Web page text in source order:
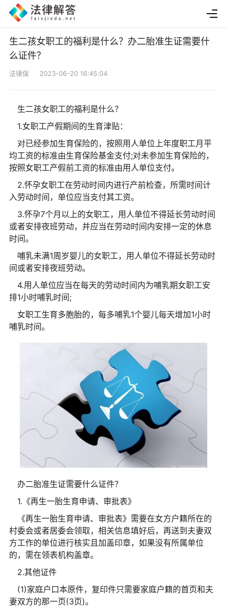
生二孩女职工的福利是什么？办二胎准生证需要什
么证件？
法律保 2023-06-20 16:45:04
生二孩女职工的福利是什么？
1.女职工产假期间的生育津贴：
对已经参加生育保险的，按照用人单位上年度职工月平
均工资的标准由生育保险基金支付;对未参加生育保险的，
按照女职工产假前工资的标准由用人单位支付。
2.怀孕女职工在劳动时间内进行产前检查，所需时间计
入劳动时间，单位应当支付其工资。
3.怀孕7个月以上的女职工，用人单位不得延长劳动时间
或者安排夜班劳动，并应当在劳动时间内安排一定的休息
时间。
哺乳未满1周岁婴儿的女职工，用人单位不得延长劳动时
间或者安排夜班劳动。
4.用人单位应当在每天的劳动时间内为哺乳期女职工安
排1小时哺乳时间;
女职工生育多胞胎的，每多哺乳1个婴儿每天增加1小时
哺乳时间。
办二胎准生证需要什么证件？
1.《再生一胎生育申请、审批表》
《再生一胎生育申请、审批表》需要在女方户籍所在的
村委会或者居委会领取，相关信息填好后，再送到夫妻双
方工作的单位进行核实且加盖印章，如果没有所属单位
的，需在领表机构盖章。
2.其他证件
(1)家庭户口本原件，复印件只需要家庭户籍的首页和夫
妻双方的那一页(3页)。